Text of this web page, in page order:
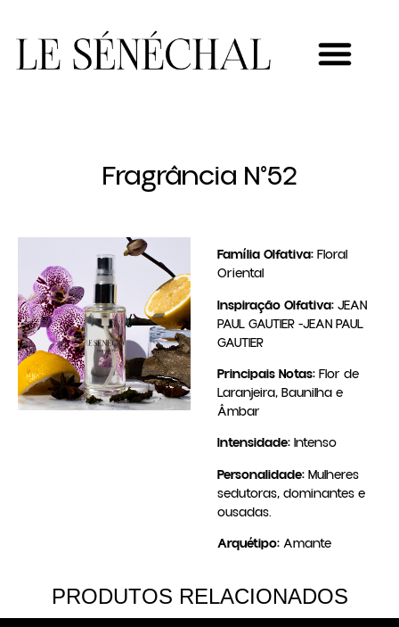
Fragrância N°52
Família Olfativa: Floral
Oriental
Inspiração Olfativa: JEAN
PAUL GAUTIER -JEAN PAUL
GAUTIER
Principais Notas: Flor de
Laranjeira, Baunilha e
Âmbar
Intensidade: Intenso
Personalidade: Mulheres
sedutoras, dominantes e
ousadas.
Arquétipo: Amante
PRODUTOS RELACIONADOS